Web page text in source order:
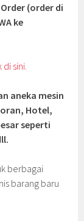
(order di
ke
di sini.
aneka mesin
Hotel,
seperti
berbagai
barang baru